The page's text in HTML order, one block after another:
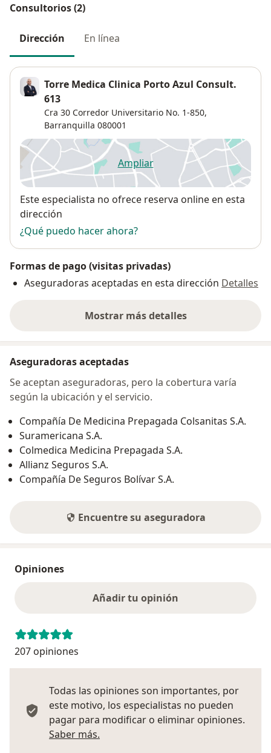
Consultorios (2)
Dirección En línea
Torre Medica Clinica Porto Azul Consult.
613
Cra 30 Corredor Universitario No. 1-850,
Barranquilla 080001
Ampliarse abre en una nueva
Disponibilidad
Este especialista no ofrece reserva online en esta
dirección
¿Qué puedo hacer ahora?
Formas de pago (visitas privadas)
Aseguradoras aceptadas en esta dirección Detalles
Mostrar más detalles
sobre la dirección
Aseguradoras aceptadas
Se aceptan aseguradoras, pero la cobertura varía
según la ubicación y el servicio.
Compañía De Medicina Prepagada Colsanitas S.A.
Suramericana S.A.
Colmedica Medicina Prepagada S.A.
Allianz Seguros S.A.
Compañía De Seguros Bolívar S.A.
Encuentre su aseguradora
Opiniones
Añadir tu opinión
207 opiniones
Todas las opiniones son importantes, por
este motivo, los especialistas no pueden
pagar para modificar o eliminar opiniones.
Saber más.